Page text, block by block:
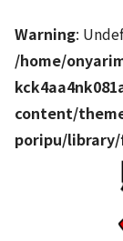
Warning:
/home/
content/
poripu/